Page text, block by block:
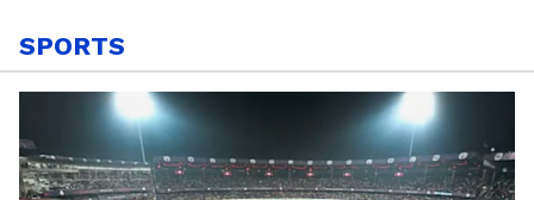
SPORTS